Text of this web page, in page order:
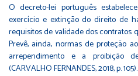
O decreto-lei português
exercício e extinção do direito de
requisitos de validade dos contratos
Prevê, ainda, normas de proteção
arrependimento e a proibição
(CARVALHO FERNANDES, 2018, p. 105).